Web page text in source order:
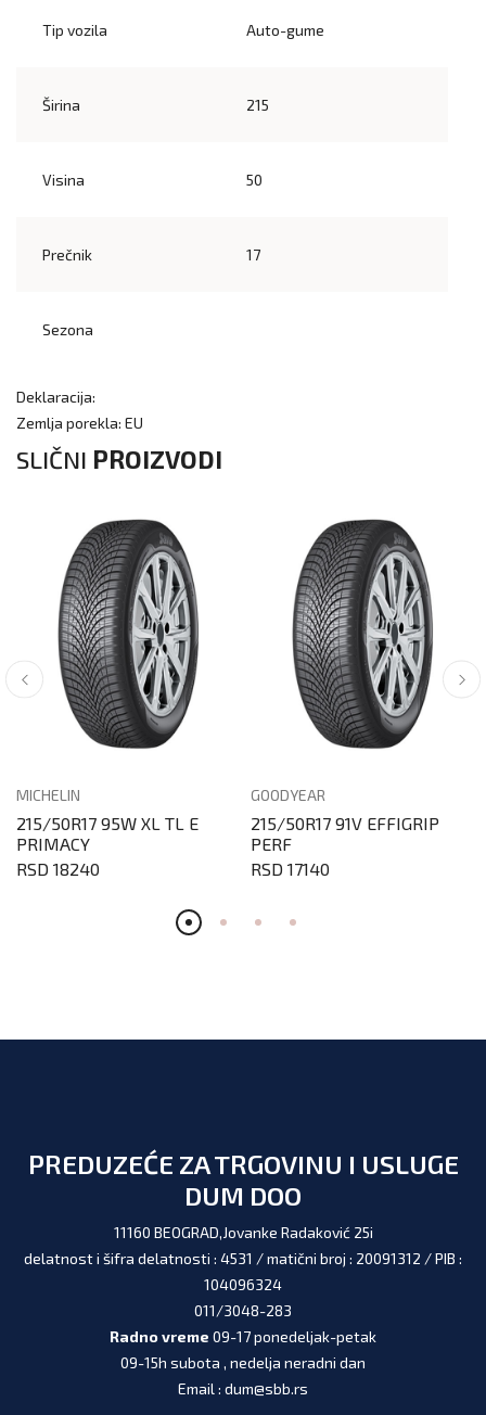
Tip vozila Auto-gume
Širina 215
Visina 50
Prečnik 17
Sezona
Deklaracija:
Zemlja porekla: EU
SLIČNI PROIZVODI
MICHELIN
215/50R17 95W XL TL E
PRIMACY
RSD 18240
GOODYEAR
215/50R17 91V EFFIGRIP
PERF
RSD 17140
PREDUZEĆE ZA TRGOVINU I USLUGE
DUM DOO
11160 BEOGRAD,Jovanke Radaković 25i
delatnost i šifra delatnosti : 4531 / matični broj : 20091312 / PIB :
104096324
011/3048-283
Radno vreme 09-17 ponedeljak-petak
09-15h subota , nedelja neradni dan
Email : dum@sbb.rs